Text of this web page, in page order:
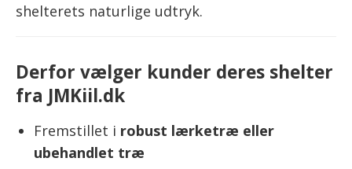
shelterets naturlige udtryk.
Derfor vælger kunder deres shelter
fra JMKiil.dk
Fremstillet i robust lærketræ eller
ubehandlet træ